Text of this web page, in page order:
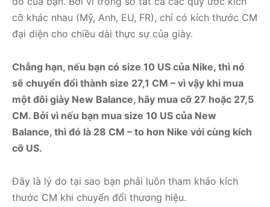
cỡ khác nhau (Mỹ, Anh, EU, FR), chỉ có kích thước CM
đại diện cho chiều dài thực sự của giày.
Chẳng hạn, nếu bạn có size 10 US của Nike, thì nó
sẽ chuyển đổi thành size 27,1 CM – vì vậy khi mua
một đôi giày New Balance, hãy mua cỡ 27 hoặc 27,5
CM. Bởi vì nếu bạn mua size 10 US của New
Balance, thì đó là 28 CM – to hơn Nike với cùng kích
cỡ US.
Đây là lý do tại sao bạn phải luôn tham khảo kích
thước CM khi chuyển đổi thương hiệu.